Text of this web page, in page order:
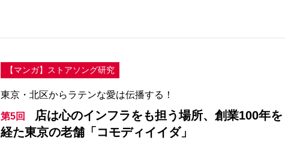
【マンガ】ストアソング研究
東京・北区からラテンな愛は伝播する！
第5回
店は心のインフラをも担う場所、創業100年を
経た東京の老舗「コモディイイダ」